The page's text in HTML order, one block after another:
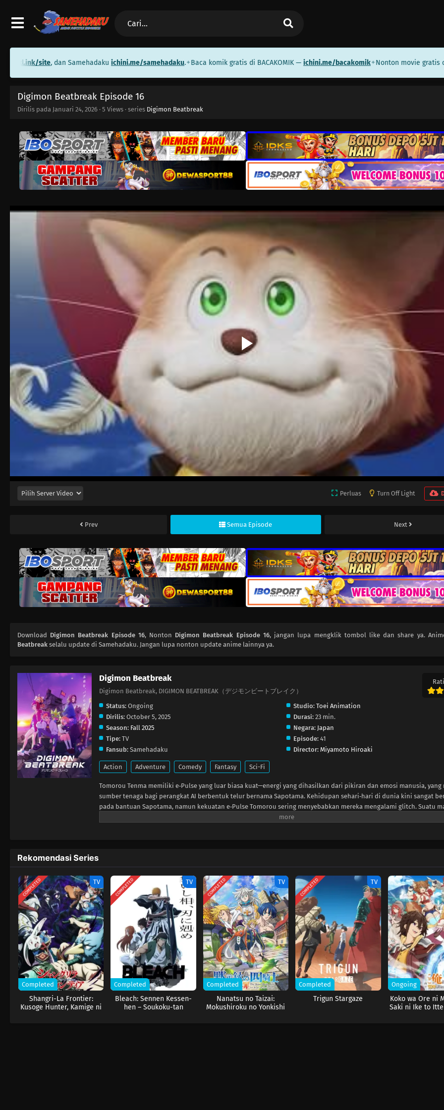
site, dan Samehadakuichini.me/samehadaku.✦Baca komik gratis di BACAKOMIK —ichini.me/bacakomik✦Nonton movie gratis di
Digimon Beatbreak Episode 16
Dirilis pada Januari 24, 2026 · 5 Views · series Digimon Beatbreak
Perluas Turn Off Light
Prev Semua Episode Next
Download Digimon Beatbreak Episode 16, Nonton Digimon Beatbreak Episode 16, jangan lupa mengklik tombol like dan share ya.
Beatbreak selalu update di Samehadaku. Jangan lupa nonton update anime lainnya ya.
Digimon Beatbreak
Digimon Beatbreak, DIGIMON BEATBREAK（デジモンビートブレイク）
Status: Ongoing Studio: Toei Animation
Dirilis: October 5, 2025 Durasi: 23 min.
Season: Fall 2025 Negara: Japan
Tipe: TV Episode: 41
Fansub: Samehadaku Director: Miyamoto Hiroaki
Action Adventure Comedy Fantasy Sci-Fi
Tomorou Tenma memiliki e‑Pulse yang luar biasa kuat—energi yang dihasilkan dari pikiran dan emosi manusia, yang
sumber tenaga bagi perangkat AI berbentuk telur bernama Sapotama. Kehidupan sehari‑hari di dunia kini sangat
pada bantuan Sapotama, namun kekuatan e‑Pulse Tomorou sering menyebabkan mereka mengalami glitch. Suatu
makhluk aneh yang menyebut dirinya Gekkoumon muncul dari perangkatnya dan bersikeras memakan e‑Pulse
menjelaskan bahwa masih ada harapan bagi pemulihan Asuka. Meski Tomorou masih ragu mempercayai
ia memutuskan untuk bergabung.
Rekomendasi Series
COMPLETED TV
Completed
Shangri-La Frontier:
Kusoge Hunter, Kamige ni
COMPLETED TV
Completed
Bleach: Sennen Kessen-
hen – Soukoku-tan
COMPLETED TV
Completed
Nanatsu no Taizai:
Mokushiroku no Yonkishi
COMPLETED TV
Completed
Trigun Stargaze
Ongoing
Koko wa Ore ni
Saki ni Ike to